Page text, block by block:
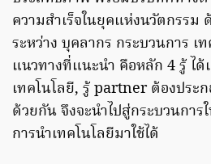
ความสำเร็จในยุคแห่งนวัตกรร
ระหว่าง บุคลากร กระบวนการ เ
แนวทางที่แนะนำ คือหลัก 4 รู้ ไ
เทคโนโลยี, รู้ partner ต้องประ
ด้วยกัน จึงจะนำไปสู่กระบวนการ
การนำเทคโนโลยีมาใช้ได้